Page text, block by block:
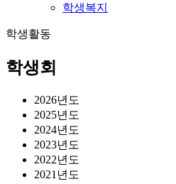
학생복지
학생활동
학생회
2026년도
2025년도
2024년도
2023년도
2022년도
2021년도